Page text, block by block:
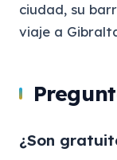
ciudad, su
viaje a
¿Son